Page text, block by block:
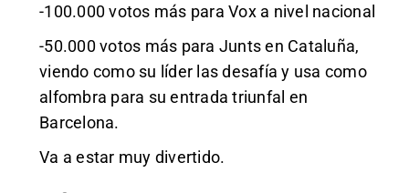
-100.000 votos más para Vox a nivel nacional
-50.000 votos más para Junts en Cataluña,
viendo como su líder las desafía y usa como
alfombra para su entrada triunfal en
Barcelona.
Va a estar muy divertido.